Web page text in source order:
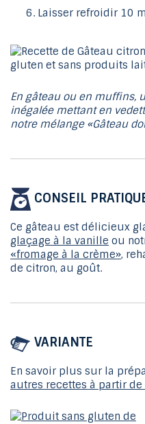
Laisser refroidir 10
En gâteau ou en muffins,
inégalée mettant en
notre mélange «Gâteau
CONSEIL
Ce gâteau est délicieux
glaçage à la vanille ou
«fromage à la crème»,
de citron, au goût.
VARIANTE
En savoir plus sur la
autres recettes à partir de